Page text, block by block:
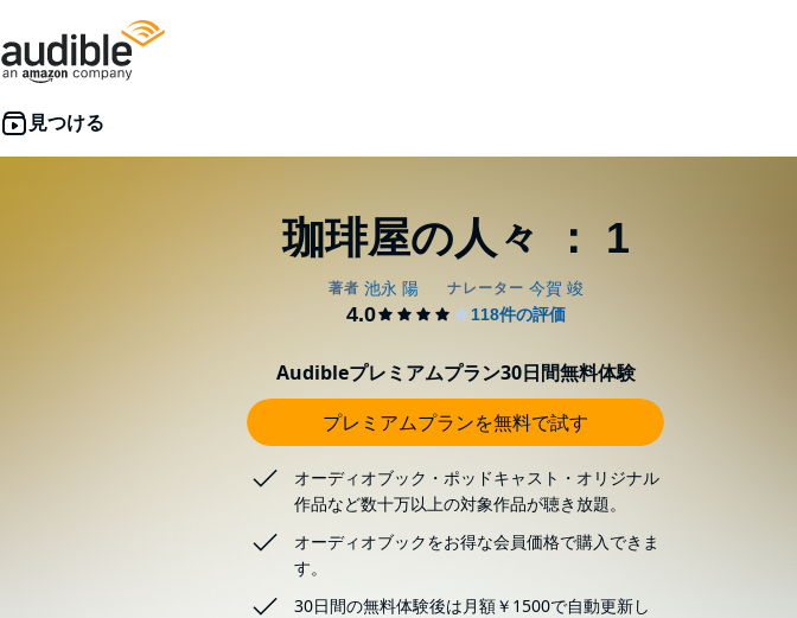
珈琲屋の人々 ： 1
Audibleプレミアムプラン30日間無料体験
プレミアムプランを無料で試す
オーディオブック・ポッドキャスト・オリジナル
作品など数十万以上の対象作品が聴き放題。
オーディオブックをお得な会員価格で購入できま
す。
30日間の無料体験後は月額￥1500で自動更新し